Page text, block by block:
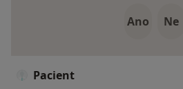
Ano Ne
Pacient